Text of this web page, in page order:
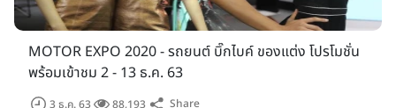
MOTOR EXPO 2020 - รถยนต์ บิ๊กไบค์ ของแต่ง โปรโมชั่น
พร้อมเข้าชม 2 - 13 ธ.ค. 63
3 ธ.ค. 63 88,193 Share